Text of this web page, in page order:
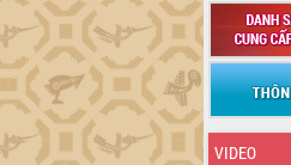
VIDEO